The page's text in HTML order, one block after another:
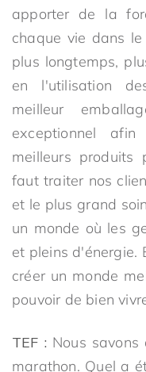
apporter de la
chaque vie dans
plus longtemps,
en l'utilisation
meilleur
exceptionnel
meilleurs produits
faut traiter nos
et le plus grand
un monde où les
et pleins d'énergie.
créer un monde
pouvoir de bien
TEF : Nous
marathon. Quel a